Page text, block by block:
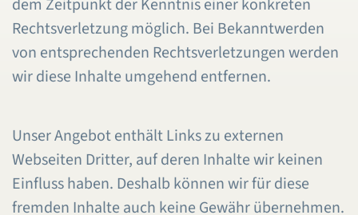
dem Zeitpunkt der Kenntnis einer konkreten
Rechtsverletzung möglich. Bei Bekanntwerden
von entsprechenden Rechtsverletzungen werden
wir diese Inhalte umgehend entfernen.
Unser Angebot enthält Links zu externen
Webseiten Dritter, auf deren Inhalte wir keinen
Einfluss haben. Deshalb können wir für diese
fremden Inhalte auch keine Gewähr übernehmen.